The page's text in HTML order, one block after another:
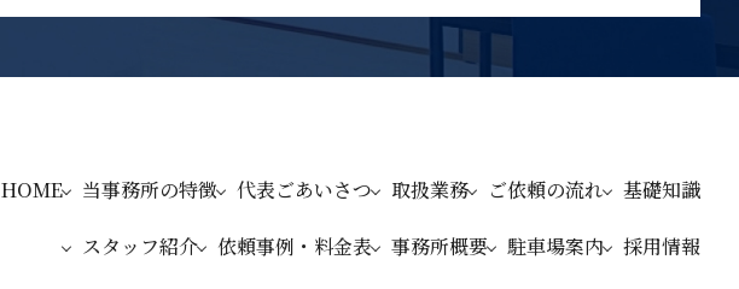
HOME 当事務所の特徴 代表ごあいさつ 取扱業務 ご依頼の流れ 基礎知識
スタッフ紹介 依頼事例・料金表 事務所概要 駐車場案内 採用情報